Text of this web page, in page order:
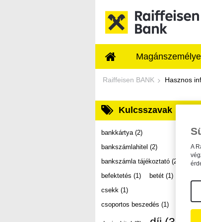
Dokumentumtár
Raiffeisen BANK Hasznos
Kulcsszavak
bankkártya (2)
bankszámlahitel (2)
bankszámla tájékoztató (2)
befektetés (1) betét (1)
csekk (1)
csoportos beszedés (1)
A